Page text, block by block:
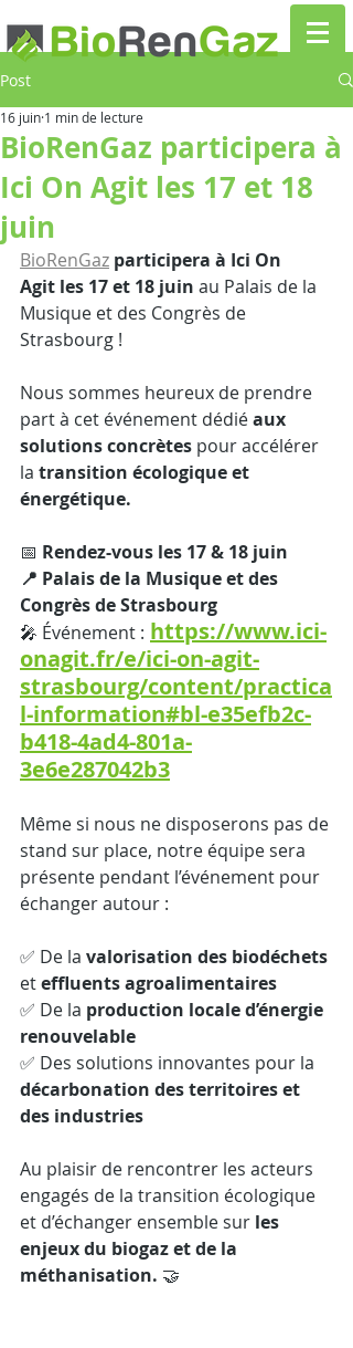
Post
BioRenGaz participera à
Ici On Agit les 17 et 18
juin
16 juin 1 min de lecture
BioRenGaz participera à Ici On
Agit les 17 et 18 juin au Palais de la
Musique et des Congrès de
Strasbourg !
Nous sommes heureux de prendre
part à cet événement dédié aux
solutions concrètes pour accélérer
la transition écologique et
énergétique.
📅 Rendez-vous les 17 & 18 juin
📍 Palais de la Musique et des
Congrès de Strasbourg
🎤 Événement : https://www.ici-
onagit.fr/e/ici-on-agit-
strasbourg/content/practica
l-information#bl-e35efb2c-
b418-4ad4-801a-
3e6e287042b3
Même si nous ne disposerons pas de
stand sur place, notre équipe sera
présente pendant l’événement pour
échanger autour :
✅ De la valorisation des biodéchets
et effluents agroalimentaires
✅ De la production locale d’énergie
renouvelable
✅ Des solutions innovantes pour la
décarbonation des territoires et
des industries
Au plaisir de rencontrer les acteurs
engagés de la transition écologique
et d’échanger ensemble sur les
enjeux du biogaz et de la
méthanisation. 🤝